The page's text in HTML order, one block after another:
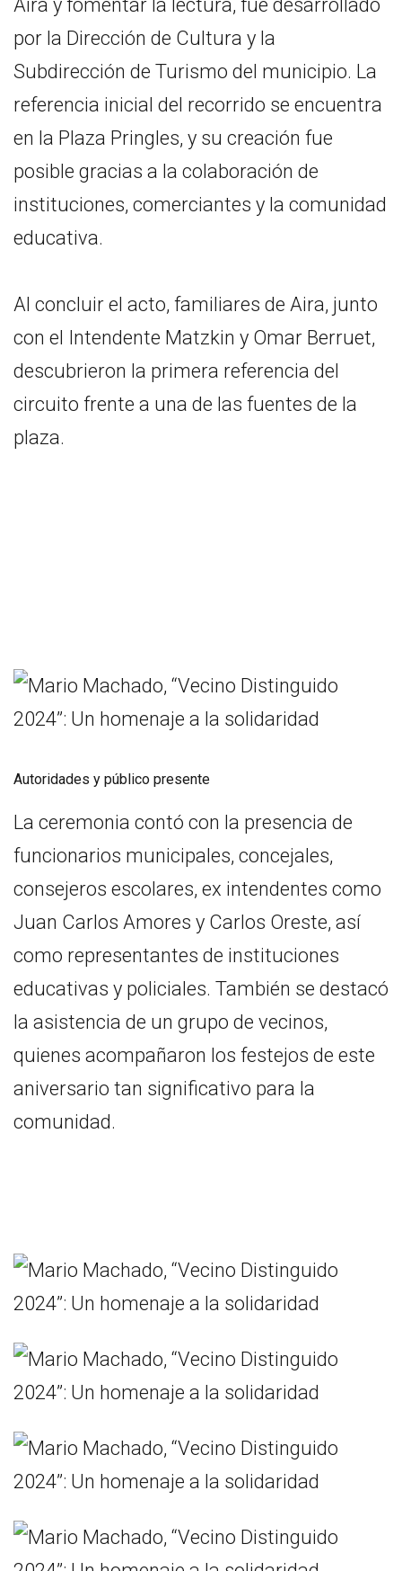
Aira y fomentar la lectura, fue desarrollado
por la Dirección de Cultura y la
Subdirección de Turismo del municipio. La
referencia inicial del recorrido se encuentra
en la Plaza Pringles, y su creación fue
posible gracias a la colaboración de
instituciones, comerciantes y la comunidad
educativa.
Al concluir el acto, familiares de Aira, junto
con el Intendente Matzkin y Omar Berruet,
descubrieron la primera referencia del
circuito frente a una de las fuentes de la
plaza.
Autoridades y público presente
La ceremonia contó con la presencia de
funcionarios municipales, concejales,
consejeros escolares, ex intendentes como
Juan Carlos Amores y Carlos Oreste, así
como representantes de instituciones
educativas y policiales. También se destacó
la asistencia de un grupo de vecinos,
quienes acompañaron los festejos de este
aniversario tan significativo para la
comunidad.